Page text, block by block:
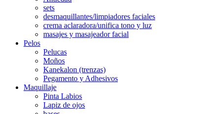
sets
desmaquillantes/limpiadores faciales
crema aclaradora/unifica tono y luz
masajes y masajeador facial
Pelos
Pelucas
Moños
Kanekalon (trenzas)
Pegamento y Adhesivos
Maquillaje
Pinta Labios
Lapiz de ojos